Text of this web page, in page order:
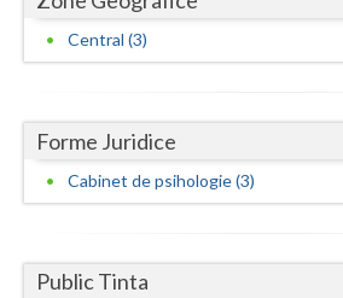
VasluiCentral (3)
Forme Juridice
Cabinet de psihologie (3)
Public Tinta